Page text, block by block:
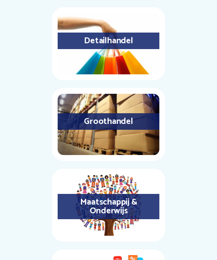
Detailhandel
Groothandel
Maatschappij &
Onderwijs